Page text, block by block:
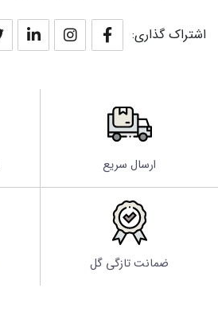
اشتراک گذاری:
ارسال سریع
ضمانت تازگی گل